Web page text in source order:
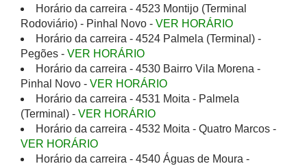
Horário da carreira - 4523 Montijo (Terminal
Rodoviário) - Pinhal Novo - VER HORÁRIO
Horário da carreira - 4524 Palmela (Terminal) -
Pegões - VER HORÁRIO
Horário da carreira - 4530 Bairro Vila Morena -
Pinhal Novo - VER HORÁRIO
Horário da carreira - 4531 Moita - Palmela
(Terminal) - VER HORÁRIO
Horário da carreira - 4532 Moita - Quatro Marcos -
VER HORÁRIO
Horário da carreira - 4540 Águas de Moura -